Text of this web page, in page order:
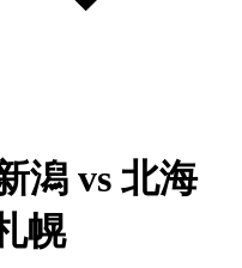
潟 vs 北海
幌